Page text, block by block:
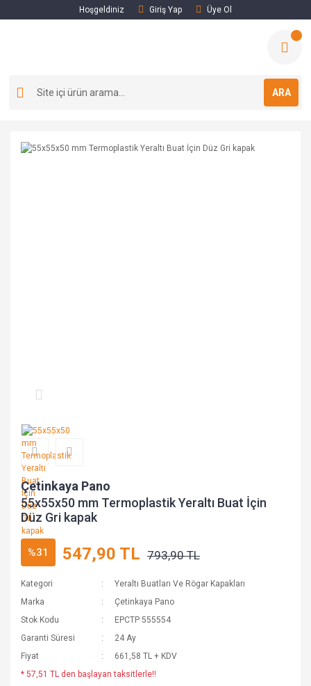
Hoşgeldiniz Giriş Yap Üye Ol
ARA
Çetinkaya Pano
55x55x50 mm Termoplastik Yeraltı Buat İçin
Düz Gri kapak
%31 547,90 TL 793,90 TL
Kategori
Yeraltı Buatları Ve Rögar Kapakları
Marka
Çetinkaya Pano
Stok Kodu
EPCTP 555554
Garanti Süresi
24 Ay
Fiyat
661,58 TL + KDV
* 57,51 TL den başlayan taksitlerle!!